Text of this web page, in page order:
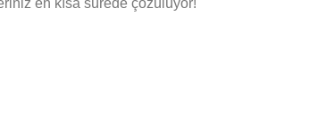
en kısa sürede çözülüyor!